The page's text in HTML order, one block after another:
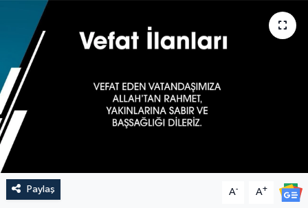
Paylaş A- A+